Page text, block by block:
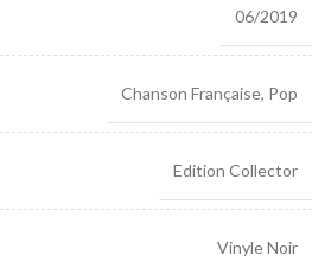
06/2019
Chanson Française, Pop
Edition Collector
Vinyle Noir